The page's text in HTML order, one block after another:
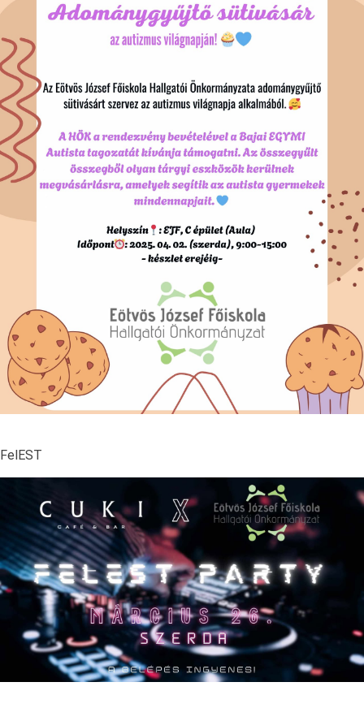
FelEST